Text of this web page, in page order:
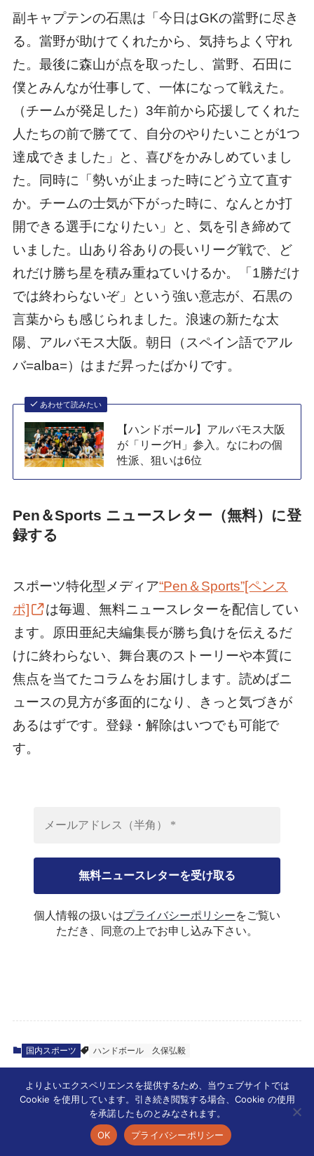
副キャプテンの石黒は「今日はGKの當野に尽き
る。當野が助けてくれたから、気持ちよく守れ
た。最後に森山が点を取ったし、當野、石田に
僕とみんなが仕事して、一体になって戦えた。
（チームが発足した）3年前から応援してくれた
人たちの前で勝てて、自分のやりたいことが1つ
達成できました」と、喜びをかみしめていまし
た。同時に「勢いが止まった時にどう立て直す
か。チームの士気が下がった時に、なんとか打
開できる選手になりたい」と、気を引き締めて
いました。山あり谷ありの長いリーグ戦で、ど
れだけ勝ち星を積み重ねていけるか。「1勝だけ
では終わらないぞ」という強い意志が、石黒の
言葉からも感じられました。浪速の新たな太
陽、アルバモス大阪。朝日（スペイン語でアル
バ=alba=）はまだ昇ったばかりです。
あわせて読みたい
【ハンドボール】アルバモス大阪
が「リーグH」参入。なにわの個
性派、狙いは6位
Pen＆Sports ニュースレター（無料）に登
録する
スポーツ特化型メディア“Pen＆Sports”[ペンス
ポ]
は毎週、無料ニュースレターを配信してい
ます。原田亜紀夫編集長が勝ち負けを伝えるだ
けに終わらない、舞台裏のストーリーや本質に
焦点を当てたコラムをお届けします。読めばニ
ュースの見方が多面的になり、きっと気づきが
あるはずです。登録・解除はいつでも可能で
す。
個人情報の扱いはプライバシーポリシーをご覧い
ただき、同意の上でお申し込み下さい。
国内スポーツ ハンドボール 久保弘毅
\ 感想をお寄せください /
よりよいエクスペリエンスを提供するため、当ウェブサイトでは
Cookie を使用しています。引き続き閲覧する場合、Cookie の使用
を承諾したものとみなされます。
OK
プライバシーポリシー